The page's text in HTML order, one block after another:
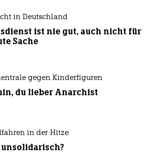
in Deutschland
ist nie gut, auch nicht für
Sache
gegen Kinderfiguren
du lieber Anarchist
in der Hitze
unsolidarisch?